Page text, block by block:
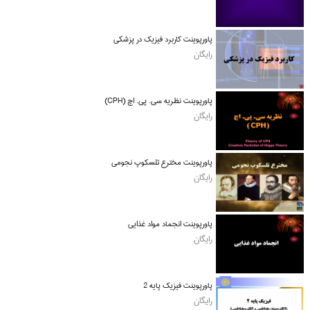
پاورپوینت کاربرد فیزیک در پزشکی
رایگان
پاورپوینت نظریه سی. پی. اچ (CPH)
رایگان
پاورپوینت مخترع تلسکوپ نجومی
رایگان
پاورپوینت انجماد مواد غذایی
رایگان
پاورپوینت فیزیک پایه 2
رایگان